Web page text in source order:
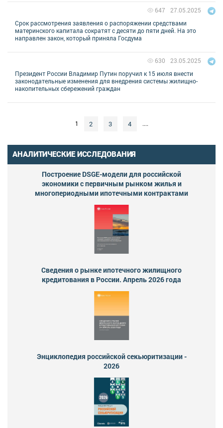
Срок рассмотрения заявления о распоряжении средствами
материнского капитала сократят с десяти до пяти дней. На это
направлен закон, который приняла Госдума
27.05.2025
647
Президент России Владимир Путин поручил к 15 июля внести
законодательные изменения для внедрения системы жилищно-
накопительных сбережений граждан
23.05.2025
630
1 2 3 4 ....
АНАЛИТИЧЕСКИЕ ИССЛЕДОВАНИЯ
Построение DSGE-модели для российской
экономики с первичным рынком жилья и
многопериодными ипотечными контрактами
Сведения о рынке ипотечного жилищного
кредитования в России. Апрель 2026 года
Энциклопедия российской секьюритизации -
2026